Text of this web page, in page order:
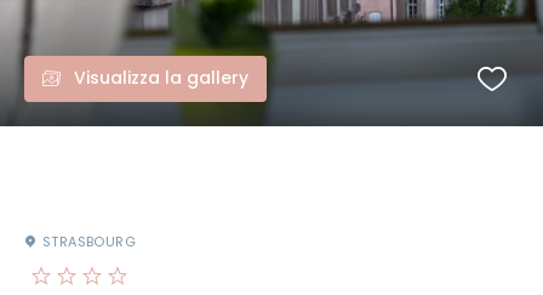
Visualizza la gallery
STRASBOURG